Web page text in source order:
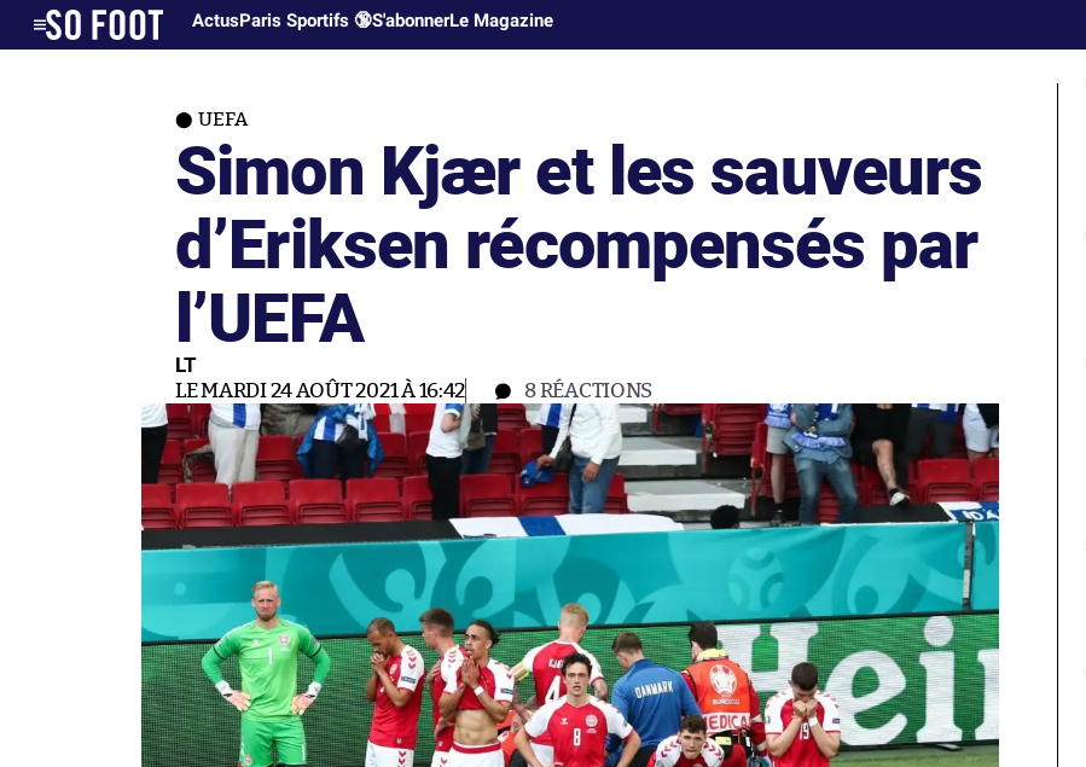
ActusParis Sportifs 🔞S'abonnerLe Magazine
UEFA
Simon Kjær et les sauveurs
d’Eriksen récompensés par
l’UEFA
LT
LE MARDI 24 AOÛT 2021 À 16:42 8RÉACTIONS